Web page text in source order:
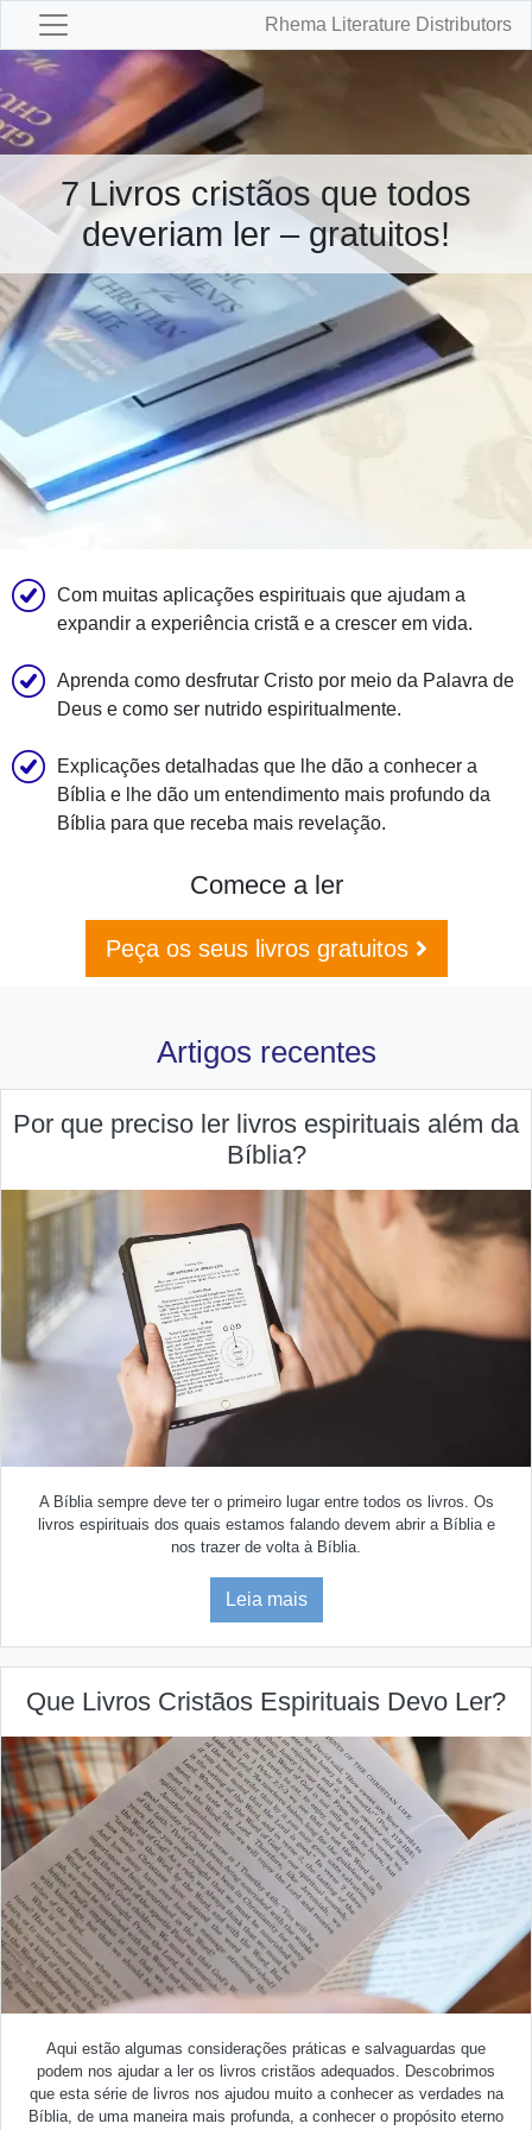
Rhema Literature Distributors
7 Livros cristãos que todos
deveriam ler – gratuitos!
Com muitas aplicações espirituais que ajudam a
expandir a experiência cristã e a crescer em vida.
Aprenda como desfrutar Cristo por meio da Palavra de
Deus e como ser nutrido espiritualmente.
Explicações detalhadas que lhe dão a conhecer a
Bíblia e lhe dão um entendimento mais profundo da
Bíblia para que receba mais revelação.
Comece a ler
Peça os seus livros gratuitos
Artigos recentes
Por que preciso ler livros espirituais além da
Bíblia?
A Bíblia sempre deve ter o primeiro lugar entre todos os livros. Os
livros espirituais dos quais estamos falando devem abrir a Bíblia e
nos trazer de volta à Bíblia.
Leia mais
Que Livros Cristãos Espirituais Devo Ler?
Aqui estão algumas considerações práticas e salvaguardas que
podem nos ajudar a ler os livros cristãos adequados.
Descobrimos
que esta série de livros nos ajudou muito a conhecer as verdades na
Bíblia, de uma maneira mais profunda, a conhecer o propósito eterno